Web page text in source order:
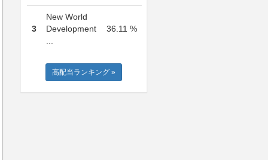
3
New World
Development
36.11 %
高配当ランキング »